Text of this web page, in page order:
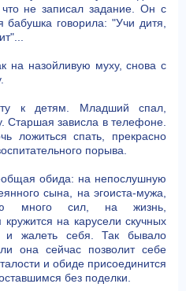
не записал задание. Он с
бабушка говорила: "Учи дитя,
назойливую муху, снова с
к детям. Младший спал,
Старшая зависла в телефоне.
ложиться спать, прекрасно
порыва.
обида: на непослушную
сына, на эгоиста-мужа,
много сил, на жизнь,
на карусели скучных
и жалеть себя. Так бывало
она сейчас позволит себе
и обиде присоединится
без поделки.